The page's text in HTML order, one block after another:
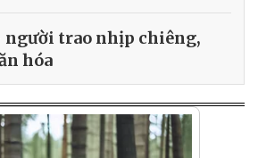
người trao nhịp chiêng,
hóa